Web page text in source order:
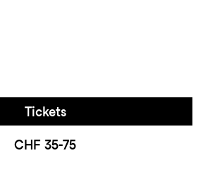
Tickets
CHF 35-75